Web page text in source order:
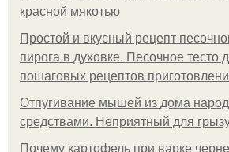
красной мякотью
Простой и вкусный рецепт
пирога в духовке. Песочное тесто
пошаговых рецептов
Отпугивание мышей из дома
средствами. Неприятный для
Почему картофель при варке